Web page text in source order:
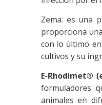
Zema: es una
proporciona
con lo último
cultivos y su
E-Rhodimet®
formuladores
animales en